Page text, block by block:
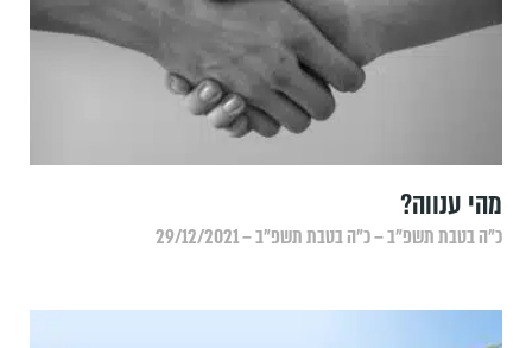
מהי ענווה?
כ״ה בטבת תשפ״ב – כ״ה בטבת תשפ״ב – 29/12/2021